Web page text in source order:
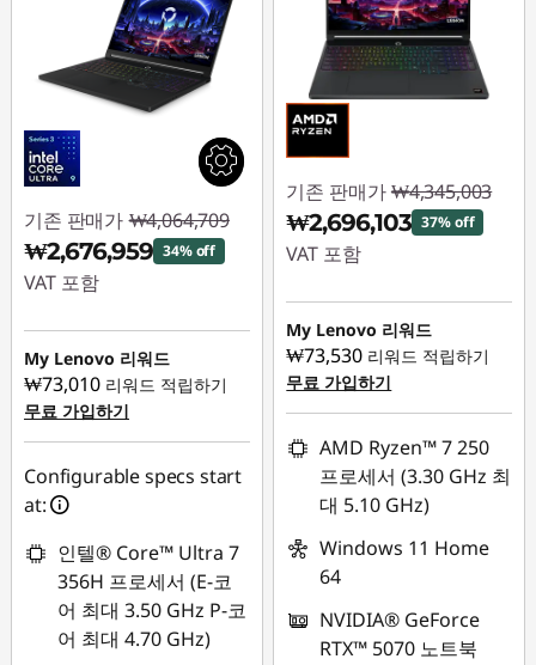
기존 판매가 ₩4,064,709
₩2,676,959 34% off
VAT 포함
즉시 할인: :-
₩1,387,750
My Lenovo 리워드
₩73,010 리워드 적립하기
무료 가입하기
Configurable specs start
at:
인텔® Core™ Ultra 7
356H 프로세서 (E-코
어 최대 3.50 GHz P-코
어 최대 4.70 GHz)
기존 판매가 ₩4,345,003
₩2,696,103 37% off
VAT 포함
즉시 할인: :-
₩1,648,900
My Lenovo 리워드
₩73,530 리워드 적립하기
무료 가입하기
AMD Ryzen™ 7 250
프로세서 (3.30 GHz 최
대 5.10 GHz)
Windows 11 Home
64
NVIDIA® GeForce
RTX™ 5070 노트북